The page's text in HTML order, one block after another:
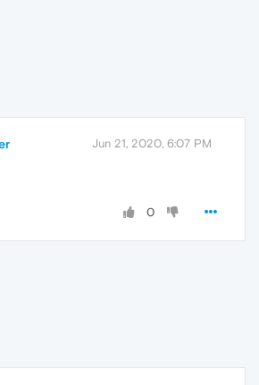
Jun 21, 2020, 6:07 PM
0